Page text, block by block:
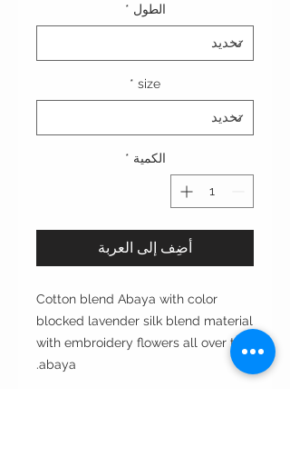
الطول *
size
*
الكمية *
أضِف إلى العربة
Cotton blend Abaya with color
blocked lavender silk blend material
with embroidery flowers all over the
abaya.